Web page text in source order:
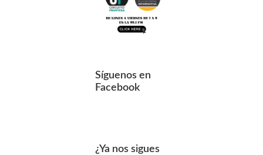
Síguenos en
Facebook
¿Ya nos sigues